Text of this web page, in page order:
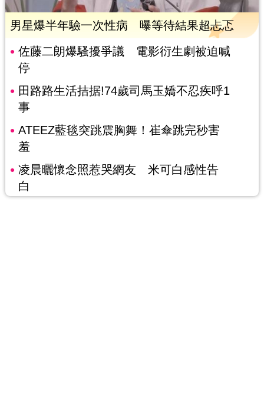
男星爆半年驗一次性病 曝等待結果超忐忑
佐藤二朗爆騷擾爭議 電影衍生劇被迫喊
停
田路路生活拮据!74歲司馬玉嬌不忍疾呼1
事
ATEEZ藍毯突跳震胸舞！崔傘跳完秒害
羞
凌晨曬懷念照惹哭網友 米可白感性告
白